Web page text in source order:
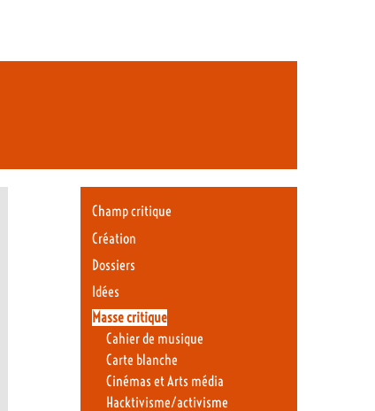
Champ critique
Création
Dossiers
Idées
Masse critique
Cahier de musique
Carte blanche
Cinémas et Arts média
Hacktivisme/activisme